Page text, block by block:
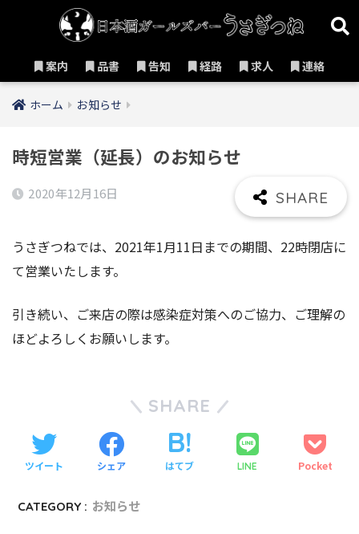
案内 品書 告知 経路 求人 連絡
ホーム お知らせ
時短営業（延長）のお知らせ
2020年12月16日
うさぎつねでは、2021年1月11日までの期間、22時閉店に
て営業いたします。
引き続い、ご来店の際は感染症対策へのご協力、ご理解の
ほどよろしくお願いします。
SHARE
ツイート シェア はてブ LINE Pocket
CATEGORY : お知らせ